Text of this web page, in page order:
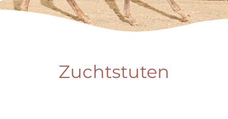
Zuchtstuten